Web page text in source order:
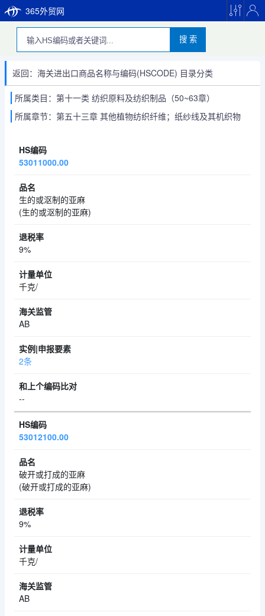
365外贸网
搜 索
返回：海关进出口商品名称与编码(HSCODE) 目录分类
所属类目：第十一类 纺织原料及纺织制品（50~63章）
所属章节：第五十三章 其他植物纺织纤维；纸纱线及其机织物
53011000.00
生的或沤制的亚麻
(生的或沤制的亚麻)
9%
千克/
AB
2条
--
53012100.00
破开或打成的亚麻
(破开或打成的亚麻)
9%
千克/
AB